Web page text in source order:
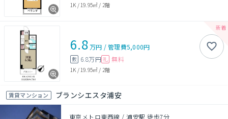
1K / 19.95㎡ / 2階
6.8万円 /管理費5,000円
敷 6.8万円 礼 無料
1K / 19.95㎡ / 2階
賃貸マンション ブランシエスタ浦安
東京メトロ東西線 / 浦安駅 徒歩7分